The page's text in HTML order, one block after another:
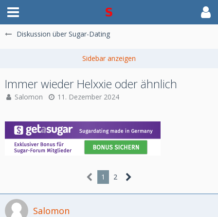
Diskussion über Sugar-Dating
Immer wieder Helxxie oder ähnlich
Salomon 11. Dezember 2024
1 2
Salomon